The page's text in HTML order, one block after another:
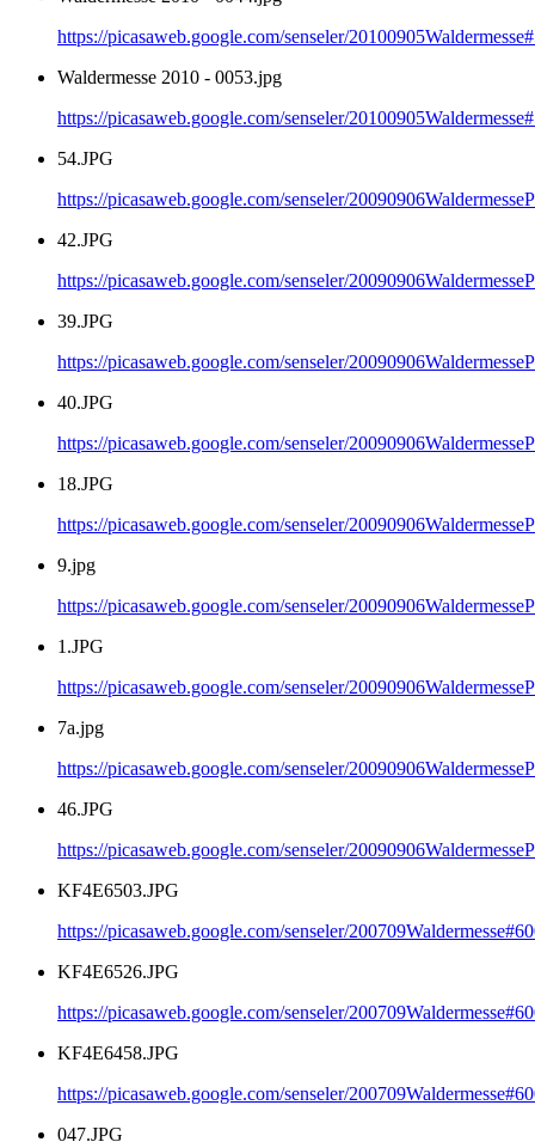
https://picasaweb.google.com/senseler/
Waldermesse 2010 - 0053.jpg
https://picasaweb.google.com/senseler/
54.JPG
https://picasaweb.google.com/senseler/
42.JPG
https://picasaweb.google.com/senseler/
39.JPG
https://picasaweb.google.com/senseler/
40.JPG
https://picasaweb.google.com/senseler/
18.JPG
https://picasaweb.google.com/senseler/
9.jpg
https://picasaweb.google.com/senseler/
1.JPG
https://picasaweb.google.com/senseler/
7a.jpg
https://picasaweb.google.com/senseler/
46.JPG
https://picasaweb.google.com/senseler/
KF4E6503.JPG
https://picasaweb.google.com/senseler/
KF4E6526.JPG
https://picasaweb.google.com/senseler/
KF4E6458.JPG
https://picasaweb.google.com/senseler/
047.JPG